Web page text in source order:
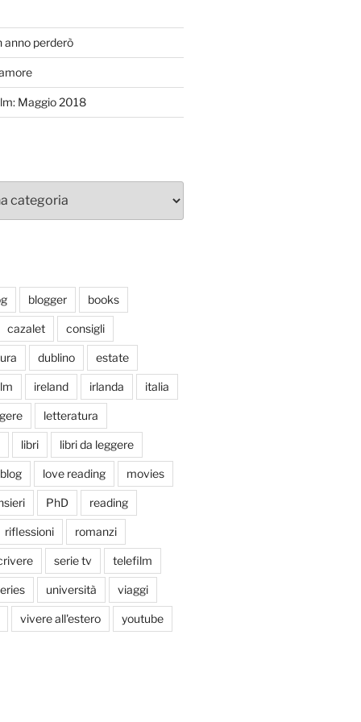
anno perderò
Maggio 2018
blogger books
cazalet consigli
dublino estate
ireland irlanda italia
letteratura
libri libri da leggere
love reading movies
PhD reading
riflessioni romanzi
serie tv telefilm
università viaggi
vivere all'estero youtube